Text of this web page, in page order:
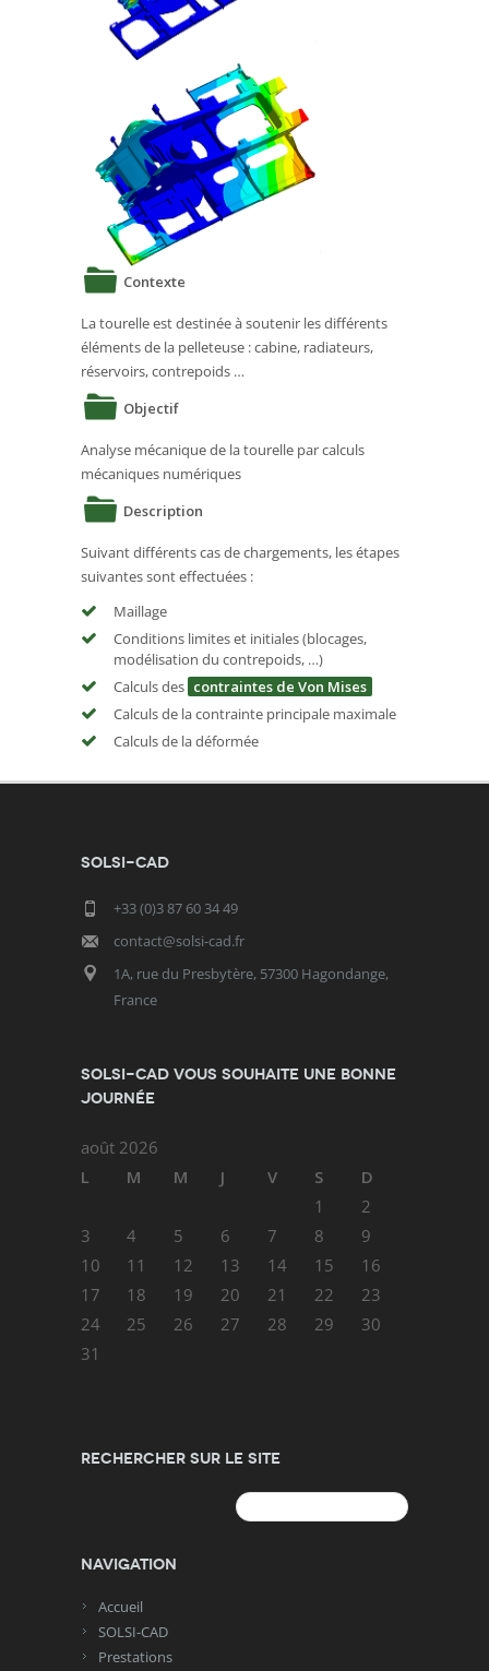
Contexte
La tourelle est destinée à soutenir les différents
éléments de la pelleteuse : cabine, radiateurs,
réservoirs, contrepoids …
Objectif
Analyse mécanique de la tourelle par calculs
mécaniques numériques
Description
Suivant différents cas de chargements, les étapes
suivantes sont effectuées :
Maillage
Conditions limites et initiales (blocages,
modélisation du contrepoids, …)
Calculs des contraintes de Von Mises
Calculs de la contrainte principale maximale
Calculs de la déformée
SOLSI-CAD
+33 (0)3 87 60 34 49
contact@solsi-cad.fr
1A, rue du Presbytère, 57300 Hagondange,
France
SOLSI-CAD vous souhaite une bonne
journée
août 2026
L
M M J V S
D
1
2
3
4 5 6 7 8
9
10
11 12 13 14 15
16
17
18 19 20 21 22
23
24
25 26 27 28 29
30
31
Rechercher sur le site
Navigation
Accueil
SOLSI-CAD
Prestations